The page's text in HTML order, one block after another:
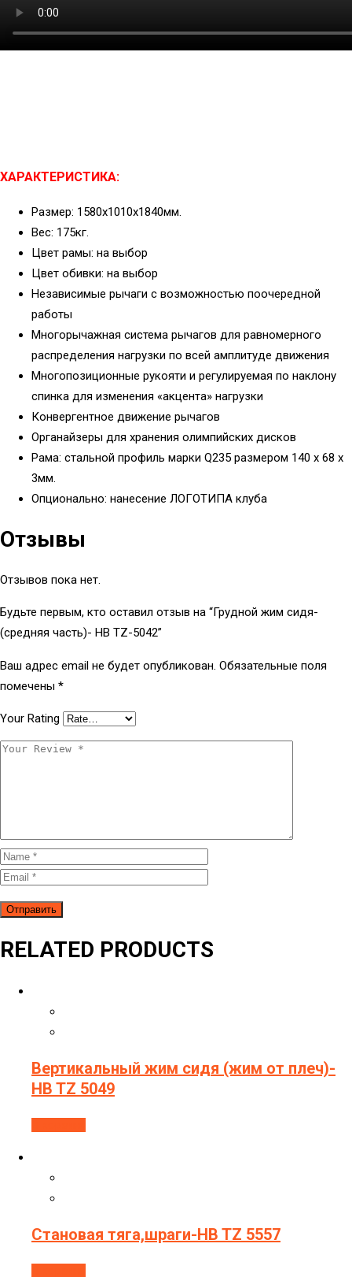
ХАРАКТЕРИСТИКА:
Размер: 1580x1010x1840мм.
Вес: 175кг.
Цвет рамы: на выбор
Цвет обивки: на выбор
Независимые рычаги с возможностью поочередной
работы
Многорычажная система рычагов для равномерного
распределения нагрузки по всей амплитуде движения
Многопозиционные рукояти и регулируемая по наклону
спинка для изменения «акцента» нагрузки
Конвергентное движение рычагов
Органайзеры для хранения олимпийских дисков
Рама: стальной профиль марки Q235 размером 140 х 68 х
3мм.
Опционально: нанесение ЛОГОТИПА клуба
Отзывы
Отзывов пока нет.
Будьте первым, кто оставил отзыв на “Грудной жим сидя-
(средняя часть)- НВ TZ-5042”
Ваш адрес email не будет опубликован. Обязательные поля
помечены *
Your Rating
RELATED PRODUCTS
Вертикальный жим сидя (жим от плеч)-
HB TZ 5049
Становая тяга,шраги-HB TZ 5557